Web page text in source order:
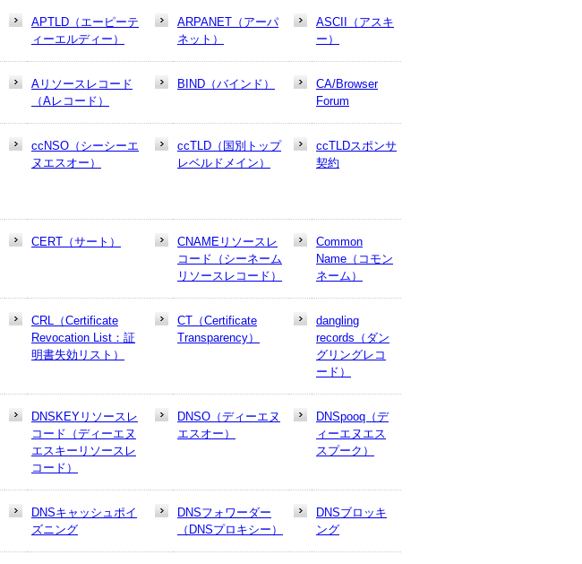
APTLD（エーピーテ
ィーエルディー）
ARPANET（アーパ
ネット）
ASCII（アスキ
ー）
Aリソースレコード
（Aレコード）
BIND（バインド）
CA/Browser
Forum
ccNSO（シーシーエ
ヌエスオー）
ccTLD（国別トップ
レベルドメイン）
ccTLDスポンサ
契約
CERT（サート）
CNAMEリソースレ
コード（シーネーム
リソースレコード）
Common
Name（コモン
ネーム）
CRL（Certificate
Revocation List：証
明書失効リスト）
CT（Certificate
Transparency）
dangling
records（ダン
グリングレコ
ード）
DNSKEYリソースレ
コード（ディーエヌ
エスキーリソースレ
コード）
DNSO（ディーエヌ
エスオー）
DNSpooq（デ
ィーエヌエス
スプーク）
DNSキャッシュポイ
ズニング
DNSフォワーダー
（DNSプロキシー）
DNSブロッキ
ング